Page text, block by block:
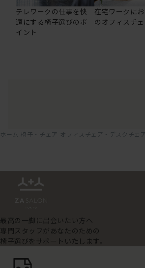
テレワークの仕事を快
適にする椅子選びのポ
イント
在宅ワークに
のオフィスチ
ホーム 椅子・チェア オフィスチェア・デスクチェア
最高の一脚に出会いたい方へ
専門スタッフがあなたのための
椅子選びをサポートいたします。